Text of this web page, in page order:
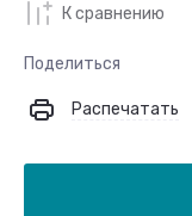
К сравнению
Поделиться
Распечатать